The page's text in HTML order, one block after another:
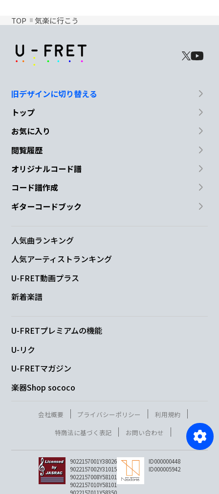
TOP 気楽に行こう
旧デザインに切り替える
トップ
お気に入り
閲覧履歴
オリジナルコード譜
コード譜作成
ギターコードブック
人気曲ランキング
人気アーティストランキング
U-FRET動画プラス
新着楽譜
U-FRETプレミアムの機能
U-リク
U-FRETマガジン
楽器Shop sococo
会社概要 プライバシーポリシー
利用規約
特商法に基づく表記
お問い合わせ
9022157001Y38026
9022157002Y31015
9022157008Y58101
9022157010Y58101
9022157011Y58350
ID000000448
ID000005942